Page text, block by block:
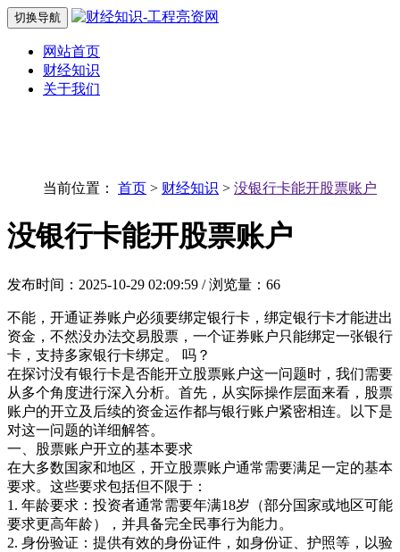
切换导航
网站首页
财经知识
关于我们
当前位置： 首页 > 财经知识 > 没银行卡能开股票账户
没银行卡能开股票账户
发布时间：2025-10-29 02:09:59 / 浏览量：66
不能，开通证券账户必须要绑定银行卡，绑定银行卡才能进出
资金，不然没办法交易股票，一个证券账户只能绑定一张银行
卡，支持多家银行卡绑定。 吗？
在探讨没有银行卡是否能开立股票账户这一问题时，我们需要
从多个角度进行深入分析。首先，从实际操作层面来看，股票
账户的开立及后续的资金运作都与银行账户紧密相连。以下是
对这一问题的详细解答。
一、股票账户开立的基本要求
在大多数国家和地区，开立股票账户通常需要满足一定的基本
要求。这些要求包括但不限于：
1. 年龄要求：投资者通常需要年满18岁（部分国家或地区可能
要求更高年龄），并具备完全民事行为能力。
2. 身份验证：提供有效的身份证件，如身份证、护照等，以验